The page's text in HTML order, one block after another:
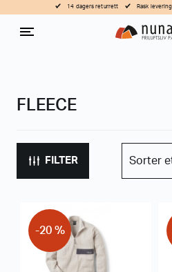
14 dagers returrett Rask levering
FLEECE
FILTER
-20 %